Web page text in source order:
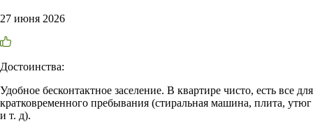
27 июня 2026
Достоинства:
Удобное бесконтактное заселение. В квартире чисто, есть все для
кратковременного пребывания (стиральная машина, плита, утюг
и т. д).